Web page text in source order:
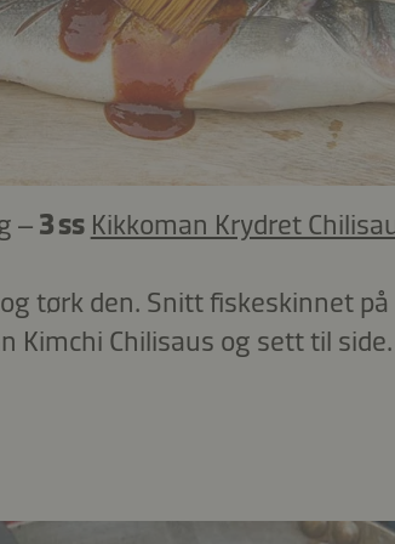
– 3 ss Kikkoman Krydret
tørk den. Snitt fiskeskinnet
Kimchi Chilisaus og sett til side.